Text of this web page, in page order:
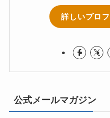
詳しいプロ
公式メールマガジン